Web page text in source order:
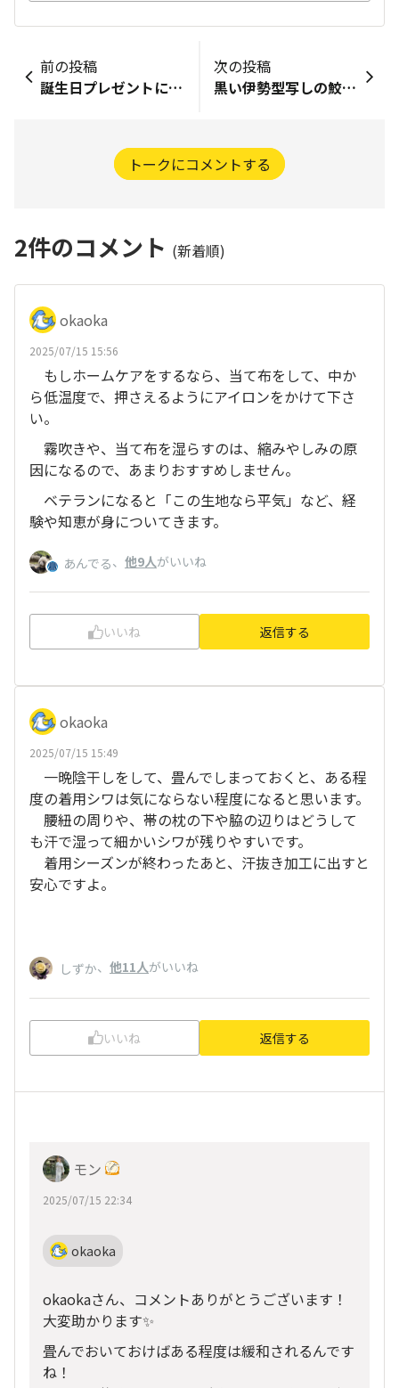
前の投稿
誕生日プレゼントに ビールの帯留をいただきました 以前いただいたビールの蜻蛉玉簪といい 流石のチョイスでテンション爆上がりです🍻
次の投稿
黒い伊勢型写しの鮫ずっと欲しかったのがこの度出会いました。夏物だけど(笑) 単は角通し（緑色）を持ってるし、袷は訪問着も色無地もあるから夏のちょっとちゃんとしたい時用にちょうどいいということで！ タイミング的にお買い得価格になっててホントは師範の支払いとかもあってなやんだけど、イオンモールのオフもあるし…と買いました 今は諸々値上がりしてるからこれを逃すと高くなるかもと…いうのもありますしね いや、ホントに着物もね 小千谷縮とか私が教室通い始めた頃よりかなり値上がりしましたよ 生徒さん価格で出してる紬や小紋、夏小紋もだいぶ値上がりしましたよ 輸送費とかも考えるとしょうがないのですけどね 考え方は人それぞれですが値上がり着物の場合、安いものほど値上がりの影響でますね。 高いものはそもそも財布と会議しないと買えないから多少の値上がりは分からないとも言えますが(笑)
トークにコメントする
2件のコメント (新着順)
okaoka
2025/07/15 15:56
もしホームケアをするなら、当て布をして、中か
ら低温度で、押さえるようにアイロンをかけて下さ
い。
霧吹きや、当て布を湿らすのは、縮みやしみの原
因になるので、あまりおすすめしません。
ベテランになると「この生地なら平気」など、経
験や知恵が身についてきます。
あんでる、 他9人がいいね
いいね 返信する
okaoka
2025/07/15 15:49
一晩陰干しをして、畳んでしまっておくと、ある程
度の着用シワは気にならない程度になると思います。
腰紐の周りや、帯の枕の下や脇の辺りはどうして
も汗で湿って細かいシワが残りやすいです。
着用シーズンが終わったあと、汗抜き加工に出すと
安心ですよ。
しずか、 他11人がいいね
いいね 返信する
モン
2025/07/15 22:34
okaoka
okaokaさん、コメントありがとうございます！
大変助かります✨
畳んでおいておけばある程度は緩和されるんです
ね！